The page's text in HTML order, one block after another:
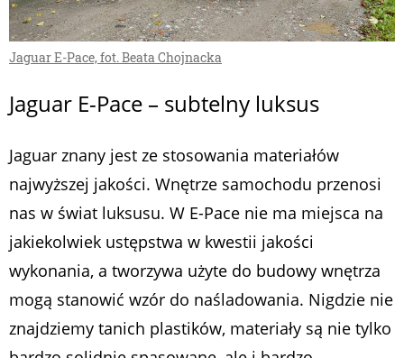
Jaguar E-Pace, fot. Beata Chojnacka
Jaguar E-Pace – subtelny luksus
Jaguar znany jest ze stosowania materiałów
najwyższej jakości. Wnętrze samochodu przenosi
nas w świat luksusu. W E-Pace nie ma miejsca na
jakiekolwiek ustępstwa w kwestii jakości
wykonania, a tworzywa użyte do budowy wnętrza
mogą stanowić wzór do naśladowania. Nigdzie nie
znajdziemy tanich plastików, materiały są nie tylko